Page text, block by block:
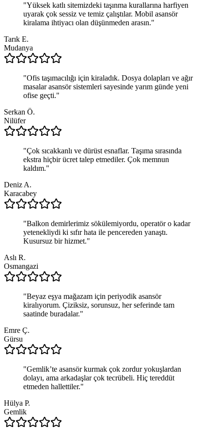
"Yüksek katlı sitemizdeki taşınma kurallarına harfiyen
uyarak çok sessiz ve temiz çalıştılar. Mobil asansör
kiralama ihtiyacı olan düşünmeden arasın."
Tarık E.
Mudanya
"Ofis taşımacılığı için kiraladık. Dosya dolapları ve ağır
masalar asansör sistemleri sayesinde yarım günde yeni
ofise geçti."
Serkan Ö.
Nilüfer
"Çok sıcakkanlı ve dürüst esnaflar. Taşıma sırasında
ekstra hiçbir ücret talep etmediler. Çok memnun
kaldım."
Deniz A.
Karacabey
"Balkon demirlerimiz sökülemiyordu, operatör o kadar
yetenekliydi ki sıfır hata ile pencereden yanaştı.
Kusursuz bir hizmet."
Aslı R.
Osmangazi
"Beyaz eşya mağazam için periyodik asansör
kiralıyorum. Çiziksiz, sorunsuz, her seferinde tam
saatinde buradalar."
Emre Ç.
Gürsu
"Gemlik’te asansör kurmak çok zordur yokuşlardan
dolayı, ama arkadaşlar çok tecrübeli. Hiç tereddüt
etmeden hallettiler."
Hülya P.
Gemlik